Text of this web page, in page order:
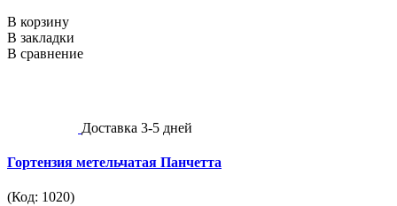
В корзину
В закладки
В сравнение
Доставка 3-5 дней
Гортензия метельчатая Панчетта
(Код: 1020)